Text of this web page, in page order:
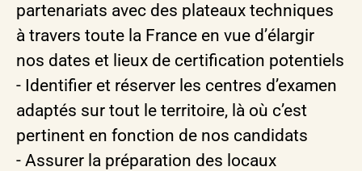
partenariats avec des plateaux techniques
à travers toute la France en vue d’élargir
nos dates et lieux de certification potentiels
- Identifier et réserver les centres d’examen
adaptés sur tout le territoire, là où c’est
pertinent en fonction de nos candidats
- Assurer la préparation des locaux